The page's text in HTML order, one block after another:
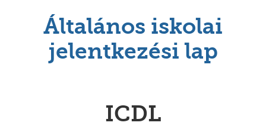
Általános iskolai
jelentkezési lap
ICDL